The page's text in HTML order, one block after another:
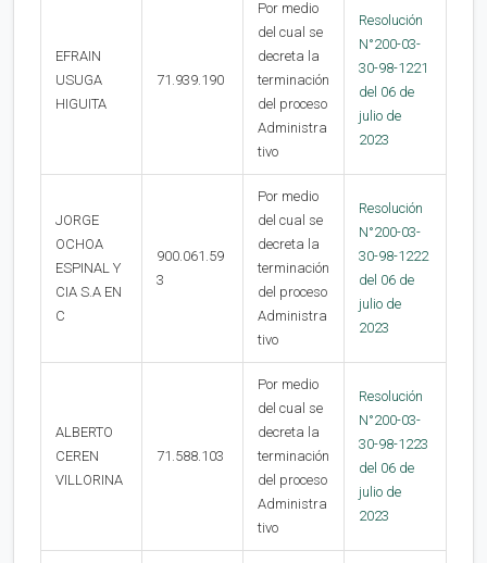
EFRAIN
USUGA
HIGUITA
71.939.190
Por medio
del cual se
decreta la
terminación
del proceso
Administra
tivo
Resolución
N°200-03-
30-98-1221
del 06 de
julio de
2023
JORGE
OCHOA
ESPINAL Y
CIA S.A EN
C
900.061.59
3
Por medio
del cual se
decreta la
terminación
del proceso
Administra
tivo
Resolución
N°200-03-
30-98-1222
del 06 de
julio de
2023
ALBERTO
CEREN
VILLORINA
71.588.103
Por medio
del cual se
decreta la
terminación
del proceso
Administra
tivo
Resolución
N°200-03-
30-98-1223
del 06 de
julio de
2023